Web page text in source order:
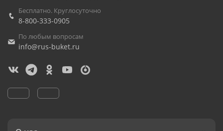
Бесплатно. Круглосуточно
8-800-333-0905
По любым вопросам
info@rus-buket.ru